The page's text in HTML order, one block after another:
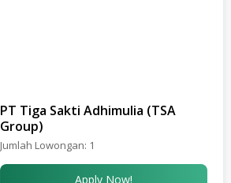
PT Tiga Sakti Adhimulia (TSA
Group)
Jumlah Lowongan: 1
Apply Now!